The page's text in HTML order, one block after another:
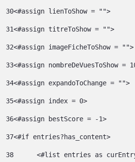
30<#assign lienToShow = "">
31<#assign titreToShow = "">
32
33
34<#assign expandoToChange = "">
35
36<#assign bestScore = -1>
37<#if entries?has_content>
38
<#list entries as